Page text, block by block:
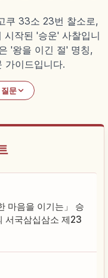
쿠 33소 23번 찰소로,
시작된 '승운' 사찰입니
'왕을 이긴 절' 명칭,
가이드입니다.
문
마음을 이기는」 승
서국삼십삼소 제23